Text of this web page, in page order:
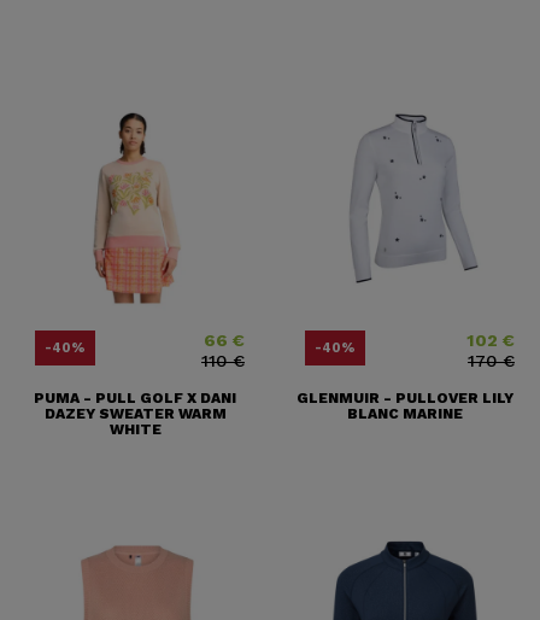
-40% 66 €
Prix ​​habituel
110 €
PUMA - PULL GOLF X DANI
DAZEY SWEATER WARM
WHITE
-40% 102 €
Prix ​​habituel
170 €
GLENMUIR - PULLOVER LILY
BLANC MARINE